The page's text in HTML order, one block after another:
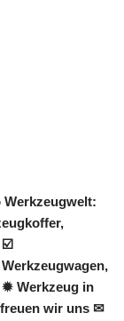
Werkzeugwelt:
☑️
Werkzeug in
wir uns ✉